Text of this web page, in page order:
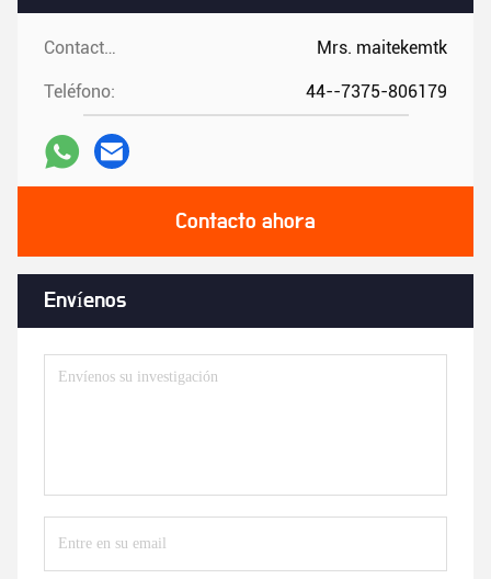
Contactos: Mrs. maitekemtk
Teléfono: 44--7375-806179
Contacto ahora
Envíenos